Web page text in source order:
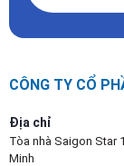
CÔNG TY CỔ
Địa chỉ
Tòa nhà Saigon Star
Minh